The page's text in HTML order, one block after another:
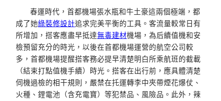
春運時代，首都機場張水瓶和牛土豪這兩個極端，都
成了她綠裝修設計追求完美平衡的工具。客流量較常日有
所增加，搭客應盡早抵達無毒建材機場，為后續值機和安
檢預留充分的時光，以後在首都機場運營的航空公司較
多，首都機場提醒搭客務必提早清楚明白所乘航班的截載
（結束打點值機手續）時光。搭客在出行前，應具體清楚
伺機過檢的相干規則，嚴禁在托運轉李中夾帶煙花爆仗、
火種、鋰電池（含充電寶）等犯禁品、風險品。此外，辣